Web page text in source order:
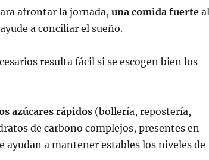
afrontar la jornada, una comida fuerteal
a conciliar el sueño.
resulta fácil si se escogen bien los
azúcares rápidos(bollería, repostería,
de carbono complejos, presentes en
ayudan a mantener estables los niveles de